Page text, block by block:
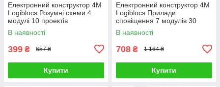
Електронний конструктор 4M
Logiblocs Розумні схеми 4
модулі 10 проектів
В наявності
399 ₴ 657 ₴
Купити
Електронний конструктор 4M
Logiblocs Прилади
сповіщення 7 модулів 30
проектів
В наявності
708 ₴ 1 164 ₴
Купити